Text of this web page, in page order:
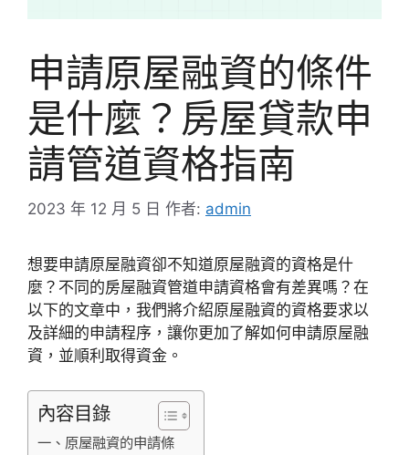
申請原屋融資的條件
是什麼？房屋貸款申
請管道資格指南
2023 年 12 月 5 日 作者: admin
想要申請原屋融資卻不知道原屋融資的資格是什
麼？不同的房屋融資管道申請資格會有差異嗎？在
以下的文章中，我們將介紹原屋融資的資格要求以
及詳細的申請程序，讓你更加了解如何申請原屋融
資，並順利取得資金。
內容目錄
一、原屋融資的申請條